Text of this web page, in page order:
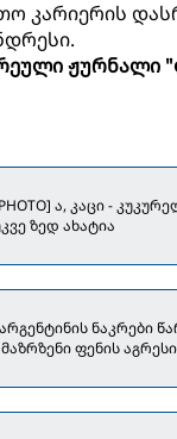
კარიერის
ჟურნალი
ა, კაცი -
ზედ ახატია
ნაკრები
ფენის